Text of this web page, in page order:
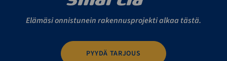
Elämäsi onnistunein rakennusprojekti alkaa tästä.
PYYDÄ TARJOUS